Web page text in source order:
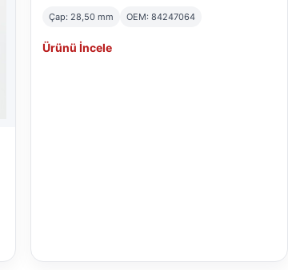
Çap: 28,50 mm OEM: 84247064
Ürünü İncele